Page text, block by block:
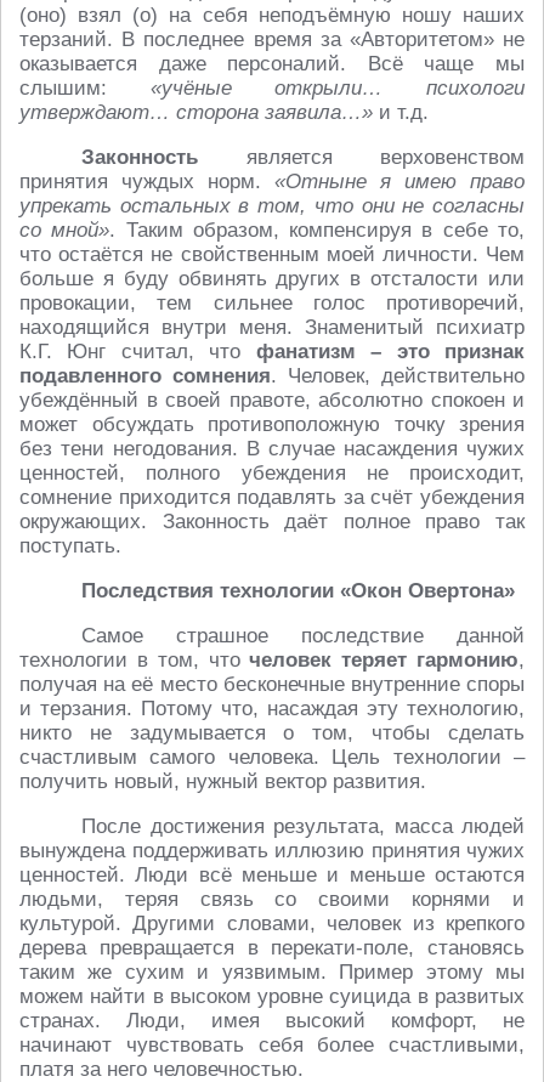
(оно) взял (о) на себя неподъёмную ношу наших
терзаний. В последнее время за «Авторитетом» не
оказывается даже персоналий. Всё чаще мы
слышим: «учёные открыли… психологи
утверждают… сторона заявила…» и т.д.
Законность является верховенством
принятия чуждых норм. «Отныне я имею право
упрекать остальных в том, что они не согласны
со мной». Таким образом, компенсируя в себе то,
что остаётся не свойственным моей личности. Чем
больше я буду обвинять других в отсталости или
провокации, тем сильнее голос противоречий,
находящийся внутри меня. Знаменитый психиатр
К.Г. Юнг считал, что фанатизм – это признак
подавленного сомнения. Человек, действительно
убеждённый в своей правоте, абсолютно спокоен и
может обсуждать противоположную точку зрения
без тени негодования. В случае насаждения чужих
ценностей, полного убеждения не происходит,
сомнение приходится подавлять за счёт убеждения
окружающих. Законность даёт полное право так
поступать.
Последствия технологии «Окон Овертона»
Самое страшное последствие данной
технологии в том, чточеловек теряет гармонию,
получая на её место бесконечные внутренние споры
и терзания. Потому что, насаждая эту технологию,
никто не задумывается о том, чтобы сделать
счастливым самого человека. Цель технологии –
получить новый, нужный вектор развития.
После достижения результата, масса людей
вынуждена поддерживать иллюзию принятия чужих
ценностей. Люди всё меньше и меньше остаются
людьми, теряя связь со своими корнями и
культурой. Другими словами, человек из крепкого
дерева превращается в перекати-поле, становясь
таким же сухим и уязвимым. Пример этому мы
можем найти в высоком уровне суицида в развитых
странах. Люди, имея высокий комфорт, не
начинают чувствовать себя более счастливыми,
платя за него человечностью.